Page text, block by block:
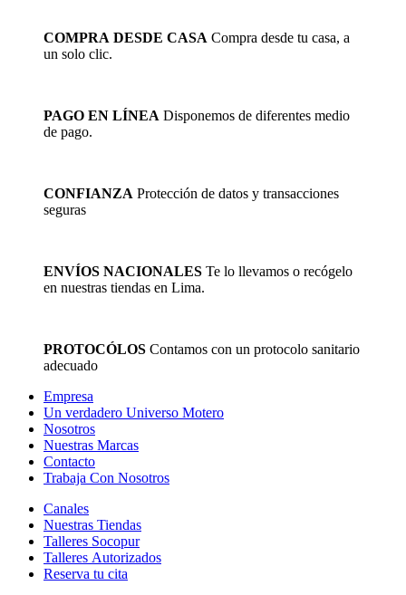
COMPRA DESDE CASA Compra desde tu casa, a
un solo clic.
PAGO EN LÍNEA Disponemos de diferentes medio
de pago.
CONFIANZA Protección de datos y transacciones
seguras
ENVÍOS NACIONALES Te lo llevamos o recógelo
en nuestras tiendas en Lima.
PROTOCÓLOS Contamos con un protocolo sanitario
adecuado
Empresa
Un verdadero Universo Motero
Nosotros
Nuestras Marcas
Contacto
Trabaja Con Nosotros
Canales
Nuestras Tiendas
Talleres Socopur
Talleres Autorizados
Reserva tu cita